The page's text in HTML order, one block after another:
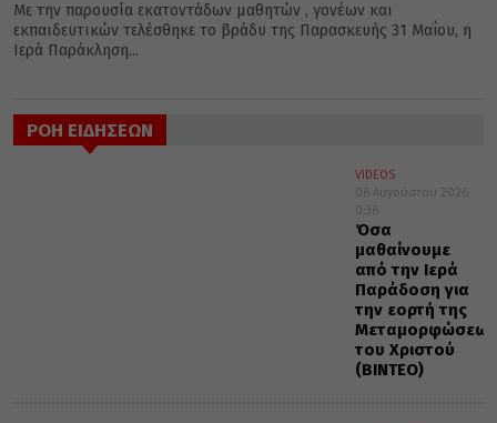
Με την παρουσία εκατοντάδων μαθητών , γονέων και
εκπαιδευτικών τελέσθηκε το βράδυ της Παρασκευής 31 Μαΐου, η
Ιερά Παράκληση...
ΡΟΗ ΕΙΔΗΣΕΩΝ
VIDEOS
06 Αυγούστου 2026
0:36
Όσα
μαθαίνουμε
από την Ιερά
Παράδοση για
την εορτή της
Μεταμορφώσεως
του Χριστού
(ΒΙΝΤΕΟ)